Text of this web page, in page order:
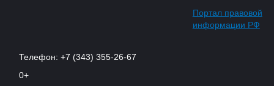
Портал правовой
информации РФ
Телефон: +7 (343) 355-26-67
0+